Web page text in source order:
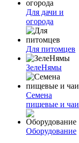
Для дачи и
огорода
Для питомцев
ЗелеНямы
Семена
пищевые и чаи
Оборудование